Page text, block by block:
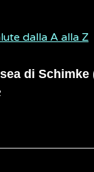
dalla A alla Z
di Schimke